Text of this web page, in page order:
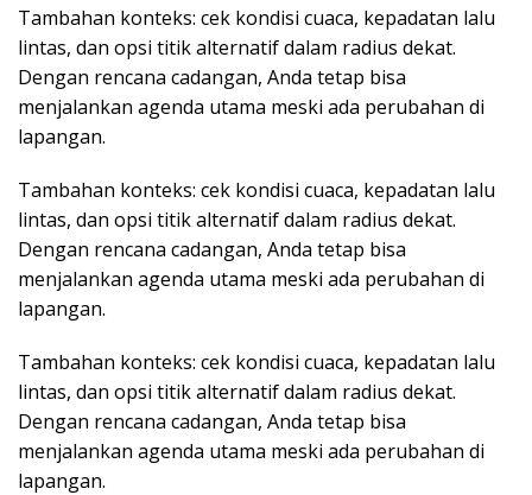
Tambahan konteks: cek kondisi cuaca, kepadatan lalu
lintas, dan opsi titik alternatif dalam radius dekat.
Dengan rencana cadangan, Anda tetap bisa
menjalankan agenda utama meski ada perubahan di
lapangan.
Tambahan konteks: cek kondisi cuaca, kepadatan lalu
lintas, dan opsi titik alternatif dalam radius dekat.
Dengan rencana cadangan, Anda tetap bisa
menjalankan agenda utama meski ada perubahan di
lapangan.
Tambahan konteks: cek kondisi cuaca, kepadatan lalu
lintas, dan opsi titik alternatif dalam radius dekat.
Dengan rencana cadangan, Anda tetap bisa
menjalankan agenda utama meski ada perubahan di
lapangan.